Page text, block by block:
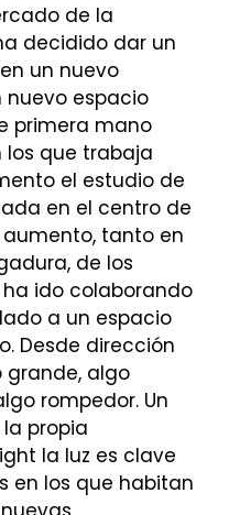
de la
decidido dar un
un nuevo
nuevo espacio
primera mano
los que trabaja
el estudio de
en el centro de
aumento, tanto en
de los
ido colaborando
a un espacio
Desde dirección
algo
rompedor. Un
propia
la luz es clave
en los que habitan